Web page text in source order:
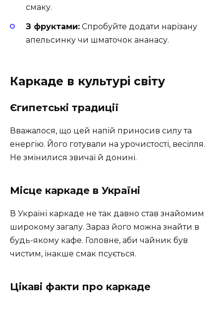
смаку.
З фруктами: Спробуйте додати нарізану
апельсинку чи шматочок ананасу.
Каркаде в культурі світу
Єгипетські традиції
Вважалося, що цей напій приносив силу та
енергію. Його готували на урочистості, весілля.
Не змінилися звичаї й донині.
Місце каркаде в Україні
В Україні каркаде не так давно став знайомим
широкому загалу. Зараз його можна знайти в
будь-якому кафе. Головне, аби чайник був
чистим, інакше смак псується.
Цікаві факти про каркаде